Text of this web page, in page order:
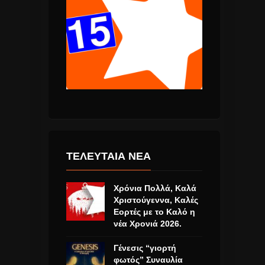
ΤΕΛΕΥΤΑΙΑ ΝΕΑ
Χρόνια Πολλά, Καλά
Χριστούγεννα, Καλές
Εορτές με το Καλό η
νέα Χρονιά 2026.
Γένεσις “γιορτή
φωτός” Συναυλία